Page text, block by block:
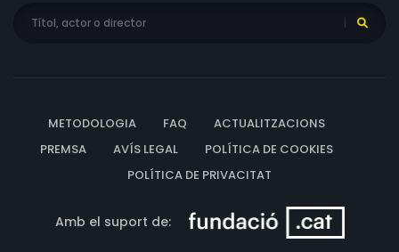
METODOLOGIA FAQ
ACTUALITZACIONS
PREMSA
AVÍS LEGAL
POLÍTICA DE COOKIES
POLÍTICA DE PRIVACITAT
Amb el suport de: